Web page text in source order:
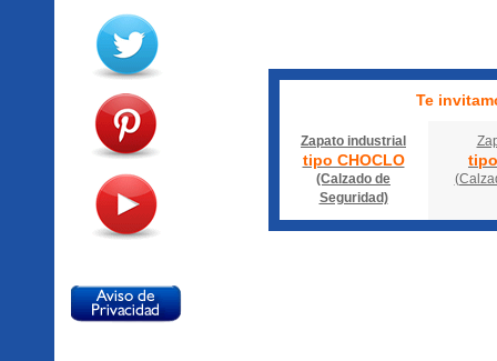
Te
Zapato industrial
tipo CHOCLO
(Calzado de
Seguridad)